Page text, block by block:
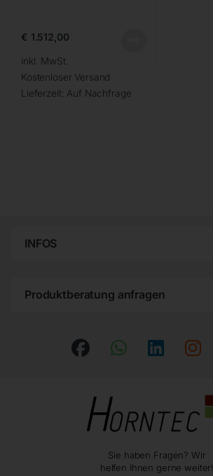
€ 1.512,00
inkl. MwSt.
Kostenloser Versand
Lieferzeit: Auf Nachfrage
INFOS
Produktberatung anfragen
Sie haben Fragen? Wir
helfen Ihnen gerne weiter!